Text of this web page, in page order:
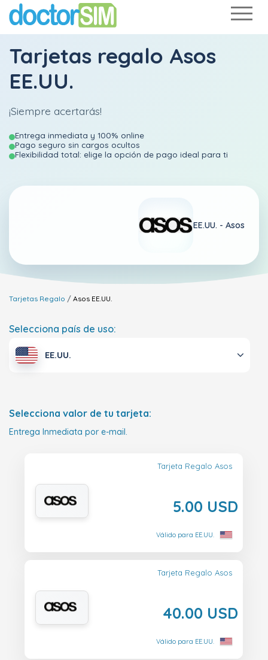
Tarjetas regalo Asos
EE.UU.
¡Siempre acertarás!
Entrega inmediata y 100% online
Pago seguro sin cargos ocultos
Flexibilidad total: elige la opción de pago ideal para ti
EE.UU. - Asos
Tarjetas Regalo Asos EE.UU.
Selecciona país de uso:
EE.UU.
Selecciona valor de tu tarjeta:
Entrega Inmediata por e-mail.
Tarjeta Regalo Asos
5.00 USD
Válido para EE.UU.
Tarjeta Regalo Asos
40.00 USD
Válido para EE.UU.